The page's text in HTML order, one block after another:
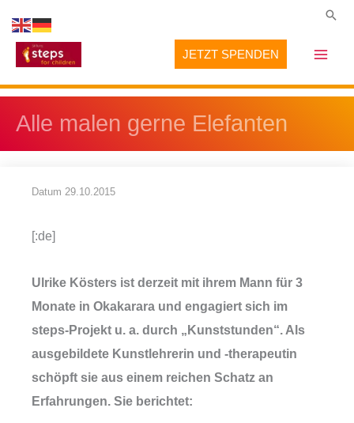
Inhalt
springen
JETZT SPENDEN
Alle malen gerne Elefanten
Datum 29.10.2015
[:de]
Ulrike Kösters ist derzeit mit ihrem Mann für 3
Monate in Okakarara und engagiert sich im
steps-Projekt u. a. durch „Kunststunden“. Als
ausgebildete Kunstlehrerin und -therapeutin
schöpft sie aus einem reichen Schatz an
Erfahrungen. Sie berichtet: